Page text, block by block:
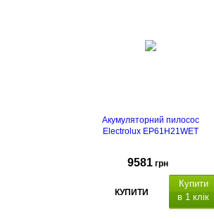
Акумуляторний пилосос
Electrolux EP61H21WET
9581 грн
КУПИТИ
Купити
в 1 клік